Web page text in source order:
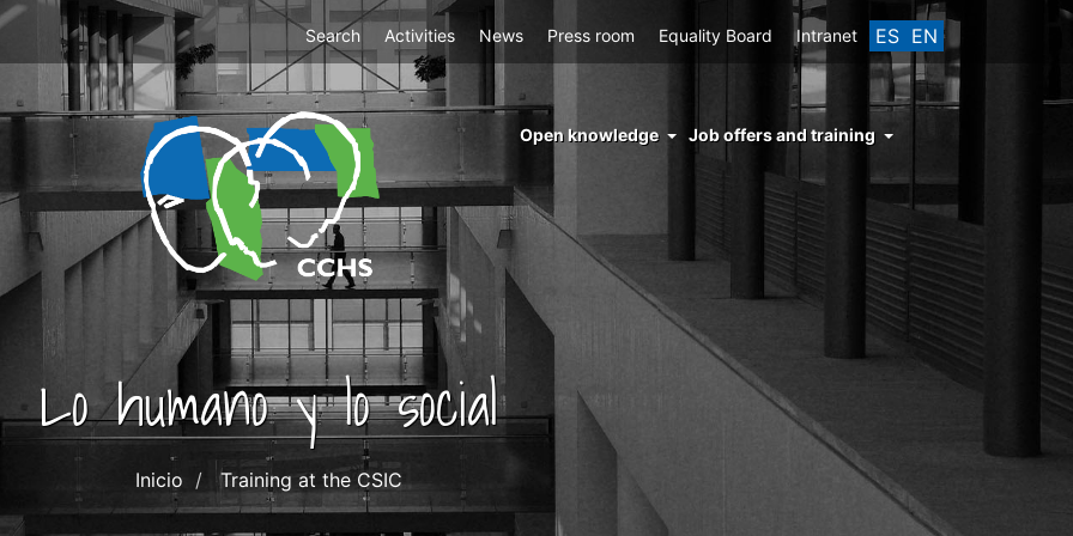
ES EN
Top
Menu
Search Activities News Press room Equality Board Intranet
menu
cchs
conocimiento
abierto
Open knowledge Job offers and training
Lo humano y lo social
Inicio Training at the CSIC